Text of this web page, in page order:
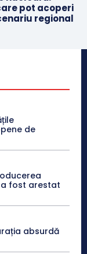
pot acoperi
regional
de
a fost arestat
absurdă